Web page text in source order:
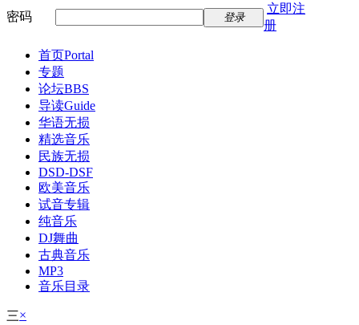
密码
登录
立即注
册
首页Portal
专题
论坛BBS
导读Guide
华语无损
精选音乐
民族无损
DSD-DSF
欧美音乐
试音专辑
纯音乐
DJ舞曲
古典音乐
MP3
音乐目录
三×